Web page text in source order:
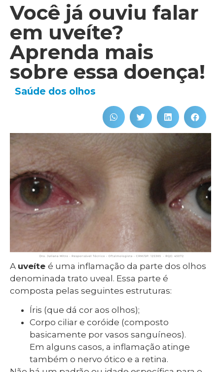
Você já ouviu falar
em uveíte?
Aprenda mais
sobre essa doença!
Saúde dos olhos
A uveíte é uma inflamação da parte dos olhos
denominada trato uveal. Essa parte é
composta pelas seguintes estruturas:
Íris (que dá cor aos olhos);
Corpo ciliar e coróide (composto
basicamente por vasos sanguíneos).
Em alguns casos, a inflamação atinge
também o nervo ótico e a retina.